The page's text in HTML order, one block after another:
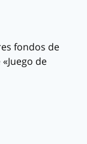
fondos de
de